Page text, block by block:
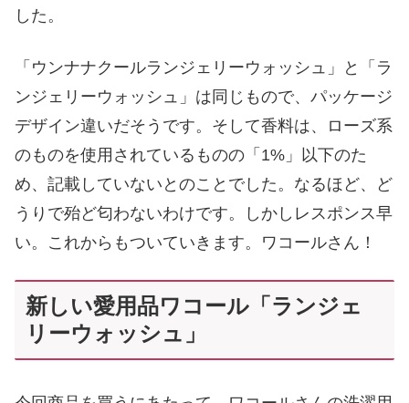
した。
「ウンナナクールランジェリーウォッシュ」と「ラ
ンジェリーウォッシュ」は同じもので、パッケージ
デザイン違いだそうです。そして香料は、ローズ系
のものを使用されているものの「1%」以下のた
め、記載していないとのことでした。なるほど、ど
うりで殆ど匂わないわけです。しかしレスポンス早
い。これからもついていきます。ワコールさん！
新しい愛用品ワコール「ランジェ
リーウォッシュ」